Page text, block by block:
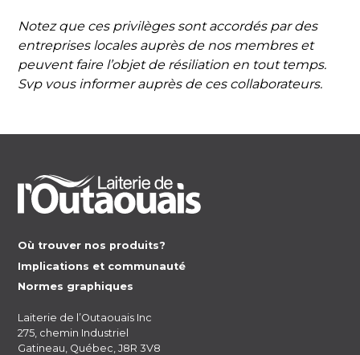
Notez que ces privilèges sont accordés par des
entreprises locales auprès de nos membres et
peuvent faire l’objet de résiliation en tout temps.
Svp vous informer auprès de ces collaborateurs.
Où trouver nos produits?
Implications et communauté
Normes graphiques
Laiterie de l’Outaouais Inc
275, chemin Industriel
Gatineau, Québec, J8R 3V8